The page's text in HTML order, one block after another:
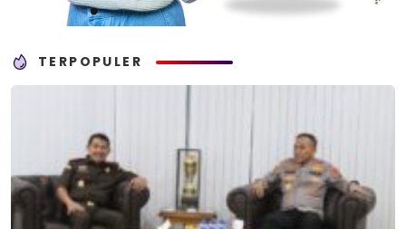
TERPOPULER